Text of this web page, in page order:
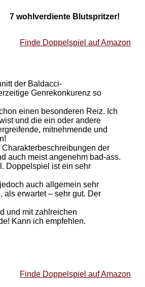
7 wohlverdiente Blutspritzer!
Finde Doppelspiel auf Amazon
der Baldacci-
Genrekonkurenz so
einen besonderen Reiz. Ich
und die ein oder andere
mitnehmende und
der
auch meist angenehm bad-ass.
Doppelspiel ist ein sehr
auch allgemein sehr
als erwartet – sehr gut. Der
und mit zahlreichen
Kann ich empfehlen.
Finde Doppelspiel auf Amazon